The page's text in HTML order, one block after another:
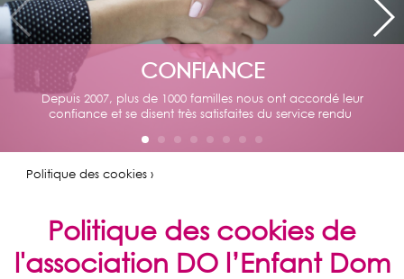
CONFIANCE
Depuis 2007, plus de 1000 familles nous ont accordé leur
confiance et se disent très satisfaites du service rendu
Politique des cookies ›
Politique des cookies de
l'association DO l’Enfant Dom